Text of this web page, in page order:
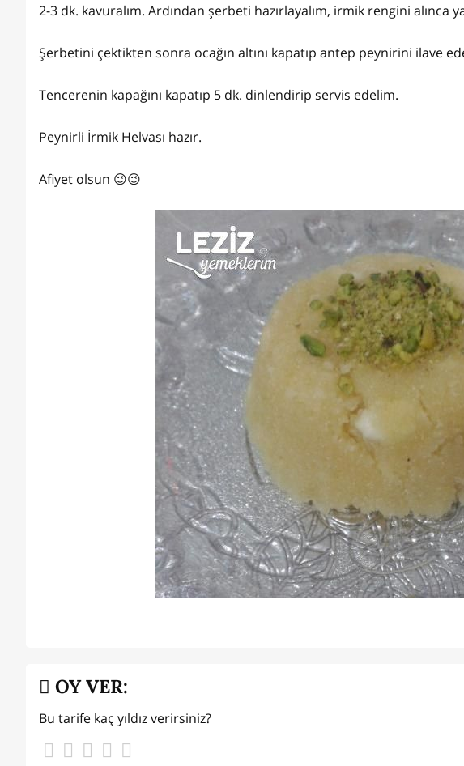
2-3 dk. kavuralım. Ardından şerbeti hazırlayalım, irmik rengini alınca
Şerbetini çektikten sonra ocağın altını kapatıp antep peynirini ilave
Tencerenin kapağını kapatıp 5 dk. dinlendirip servis edelim.
Peynirli İrmik Helvası hazır.
Afiyet olsun 😉😉
OY VER:
Bu tarife kaç yıldız verirsiniz?